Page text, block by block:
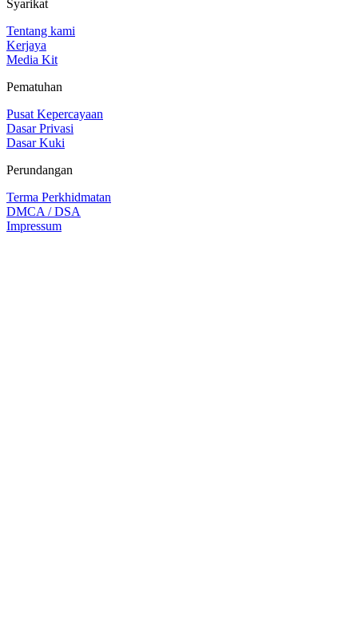
Syarikat
Tentang kami
Kerjaya
Media Kit
Pematuhan
Pusat Kepercayaan
Dasar Privasi
Dasar Kuki
Perundangan
Terma Perkhidmatan
DMCA / DSA
Impressum